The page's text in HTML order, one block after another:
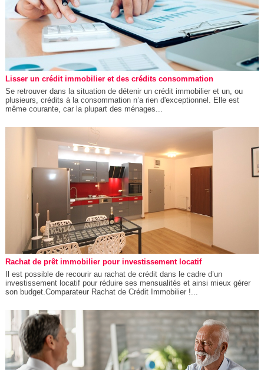
Lisser un crédit immobilier et des crédits consommation
Se retrouver dans la situation de détenir un crédit immobilier et un, ou
plusieurs, crédits à la consommation n’a rien d'exceptionnel. Elle est
même courante, car la plupart des ménages...
Rachat de prêt immobilier pour investissement locatif
Il est possible de recourir au rachat de crédit dans le cadre d’un
investissement locatif pour réduire ses mensualités et ainsi mieux gérer
son budget.Comparateur Rachat de Crédit Immobilier !...